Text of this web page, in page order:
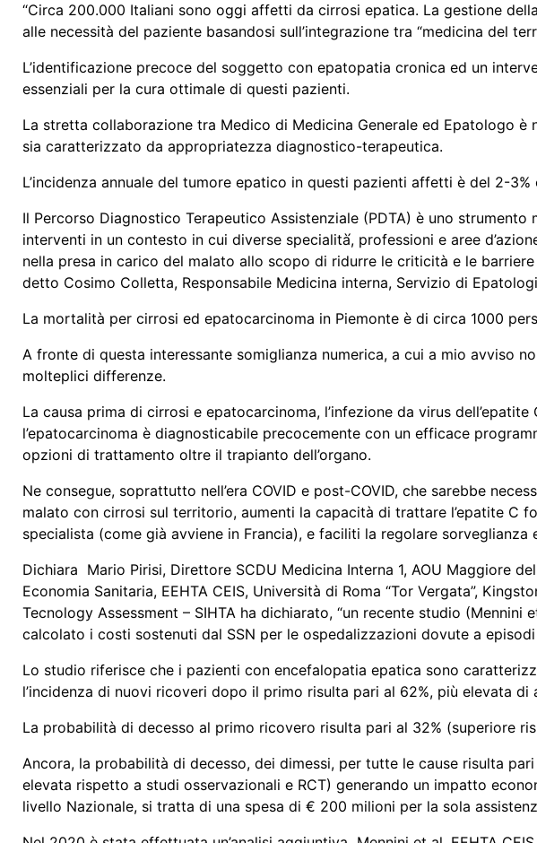
“Circa 200.000 Italiani sono oggi affetti da cirrosi epatica. La gestione
alle necessità del paziente basandosi sull’integrazione tra “medicina del
L’identificazione precoce del soggetto con epatopatia cronica ed un
essenziali per la cura ottimale di questi pazienti.
La stretta collaborazione tra Medico di Medicina Generale ed Epatologo
sia caratterizzato da appropriatezza diagnostico-terapeutica.
L’incidenza annuale del tumore epatico in questi pazienti affetti è del 2-3%
Il Percorso Diagnostico Terapeutico Assistenziale (PDTA) è uno
interventi in un contesto in cui diverse specialità́, professioni e aree
nella presa in carico del malato allo scopo di ridurre le criticità e le
detto Cosimo Colletta, Responsabile Medicina interna, Servizio di
La mortalità per cirrosi ed epatocarcinoma in Piemonte è di circa 1000
A fronte di questa interessante somiglianza numerica, a cui a mio avviso
molteplici differenze.
La causa prima di cirrosi e epatocarcinoma, l’infezione da virus
l’epatocarcinoma è diagnosticabile precocemente con un efficace
opzioni di trattamento oltre il trapianto dell’organo.
Ne consegue, soprattutto nell’era COVID e post-COVID, che sarebbe
malato con cirrosi sul territorio, aumenti la capacità di trattare l’epatite C
specialista (come già avviene in Francia), e faciliti la regolare
Dichiara Mario Pirisi, Direttore SCDU Medicina Interna 1, AOU Maggiore
Economia Sanitaria, EEHTA CEIS, Università di Roma “Tor Vergata”,
Tecnology Assessment – SIHTA ha dichiarato, “un recente studio
calcolato i costi sostenuti dal SSN per le ospedalizzazioni dovute a
Lo studio riferisce che i pazienti con encefalopatia epatica sono
l’incidenza di nuovi ricoveri dopo il primo risulta pari al 62%, più elevata
La probabilità di decesso al primo ricovero risulta pari al 32% (superiore
Ancora, la probabilità di decesso, dei dimessi, per tutte le cause risulta
elevata rispetto a studi osservazionali e RCT) generando un impatto
livello Nazionale, si tratta di una spesa di € 200 milioni per la sola